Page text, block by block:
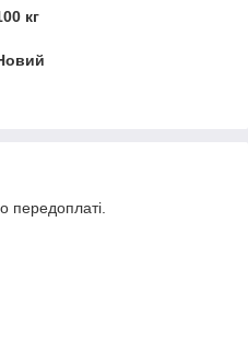
кг
передоплаті.